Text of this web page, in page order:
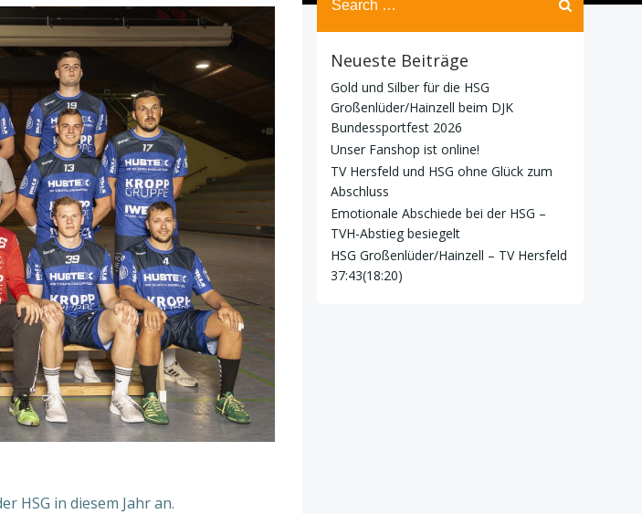
HSG in diesem Jahr an.
for:
Neueste Beiträge
Gold und Silber für die HSG
Großenlüder/Hainzell beim DJK
Bundessportfest 2026
Unser Fanshop ist online!
TV Hersfeld und HSG ohne Glück zum
Abschluss
Emotionale Abschiede bei der HSG –
TVH-Abstieg besiegelt
HSG Großenlüder/Hainzell – TV Hersfeld
37:43(18:20)